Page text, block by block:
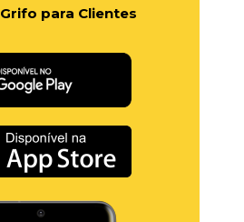
Grifo para Clientes